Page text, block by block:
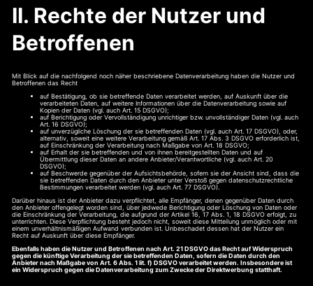
II. Rechte der Nutzer und
Betroffenen
Mit Blick auf die nachfolgend noch näher beschriebene Datenverarbeitung haben die Nutzer und
Betroffenen das Recht
auf Bestätigung, ob sie betreffende Daten verarbeitet werden, auf Auskunft über die
verarbeiteten Daten, auf weitere Informationen über die Datenverarbeitung sowie auf
Kopien der Daten (vgl. auch Art. 15 DSGVO);
auf Berichtigung oder Vervollständigung unrichtiger bzw. unvollständiger Daten (vgl. auch
Art. 16 DSGVO);
auf unverzügliche Löschung der sie betreffenden Daten (vgl. auch Art. 17 DSGVO), oder,
alternativ, soweit eine weitere Verarbeitung gemäß Art. 17 Abs. 3 DSGVO erforderlich ist,
auf Einschränkung der Verarbeitung nach Maßgabe von Art. 18 DSGVO;
auf Erhalt der sie betreffenden und von ihnen bereitgestellten Daten und auf
Übermittlung dieser Daten an andere Anbieter/Verantwortliche (vgl. auch Art. 20
DSGVO);
auf Beschwerde gegenüber der Aufsichtsbehörde, sofern sie der Ansicht sind, dass die
sie betreffenden Daten durch den Anbieter unter Verstoß gegen datenschutzrechtliche
Bestimmungen verarbeitet werden (vgl. auch Art. 77 DSGVO).
Darüber hinaus ist der Anbieter dazu verpflichtet, alle Empfänger, denen gegenüber Daten durch
den Anbieter offengelegt worden sind, über jedwede Berichtigung oder Löschung von Daten oder
die Einschränkung der Verarbeitung, die aufgrund der Artikel 16, 17 Abs. 1, 18 DSGVO erfolgt, zu
unterrichten. Diese Verpflichtung besteht jedoch nicht, soweit diese Mitteilung unmöglich oder mit
einem unverhältnismäßigen Aufwand verbunden ist. Unbeschadet dessen hat der Nutzer ein
Recht auf Auskunft über diese Empfänger.
Ebenfalls haben die Nutzer und Betroffenen nach Art. 21 DSGVO das Recht auf Widerspruch
gegen die künftige Verarbeitung der sie betreffenden Daten, sofern die Daten durch den
Anbieter nach Maßgabe von Art. 6 Abs. 1 lit. f) DSGVO verarbeitet werden. Insbesondere ist
ein Widerspruch gegen die Datenverarbeitung zum Zwecke der Direktwerbung statthaft.